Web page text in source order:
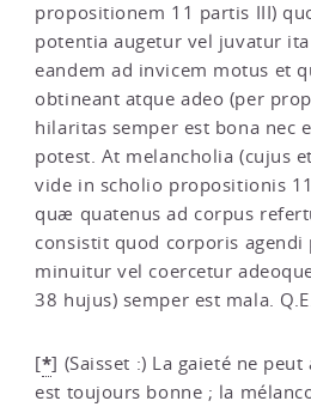
propositionem 11 partis III)
potentia augetur vel juvatur
eandem ad invicem motus et
obtineant atque adeo (per
hilaritas semper est bona nec
potest. At melancholia (cujus
vide in scholio propositionis
quæ quatenus ad corpus
consistit quod corporis agendi
minuitur vel coercetur
38 hujus) semper est mala.
[*] (Saisset :) La gaieté ne peut
est toujours bonne ; la